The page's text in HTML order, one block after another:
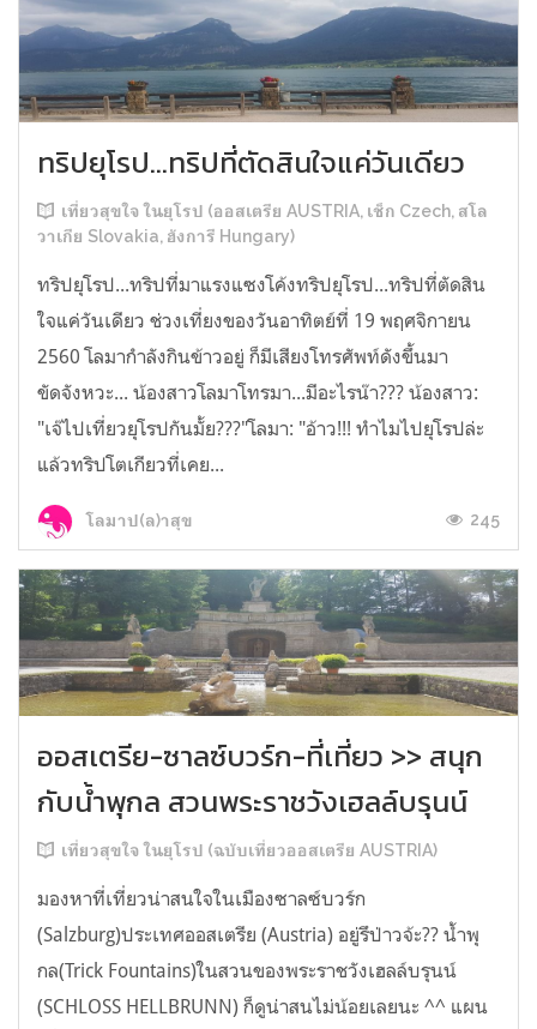
ทริปยุโรป...ทริปที่ตัดสินใจแค่วันเดียว
เที่ยวสุขใจ ในยุโรป (ออสเตรีย AUSTRIA, เช็ก Czech, สโล
วาเกีย Slovakia, ฮังการี Hungary)
ทริปยุโรป...ทริปที่มาแรงแซงโค้งทริปยุโรป...ทริปที่ตัดสิน
ใจแค่วันเดียว ช่วงเที่ยงของวันอาทิตย์ที่ 19 พฤศจิกายน
2560 โลมากำลังกินข้าวอยู่ ก็มีเสียงโทรศัพท์ดังขึ้นมา
ขัดจังหวะ... น้องสาวโลมาโทรมา...มีอะไรน๊า??? น้องสาว:
"เจ๊ไปเที่ยวยุโรปกันมั้ย???"โลมา: "อ้าว!!! ทำไมไปยุโรปล่ะ
แล้วทริปโตเกียวที่เคย...
โลมาป(ล)าสุข 245
ออสเตรีย-ซาลซ์บวร์ก-ที่เที่ยว >> สนุก
กับน้ำพุกล สวนพระราชวังเฮลล์บรุนน์
เที่ยวสุขใจ ในยุโรป (ฉบับเที่ยวออสเตรีย AUSTRIA)
มองหาที่เที่ยวน่าสนใจในเมืองซาลซ์บวร์ก
(Salzburg)ประเทศออสเตรีย (Austria) อยู่รึป่าวจ้ะ?? น้ำพุ
กล(Trick Fountains)ในสวนของพระราชวังเฮลล์บรุนน์
(SCHLOSS HELLBRUNN) ก็ดูน่าสนไม่น้อยเลยนะ ^^ แผน